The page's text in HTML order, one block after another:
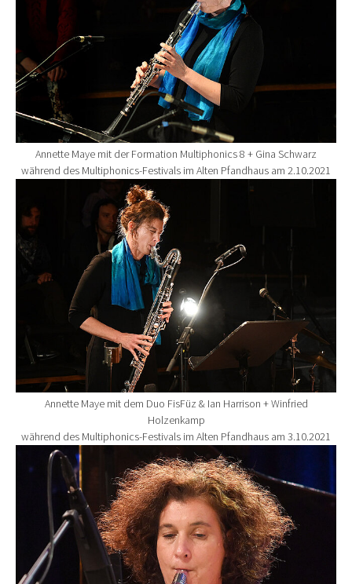
Annette Maye mit der Formation Multiphonics 8 + Gina Schwarz
während des Multiphonics-Festivals im Alten Pfandhaus am 2.10.2021
Show larger version for:
Annette Maye mit dem Duo FisFüz & Ian Harrison + Winfried
Holzenkamp
während des Multiphonics-Festivals im Alten Pfandhaus am 3.10.2021
Show larger version for: